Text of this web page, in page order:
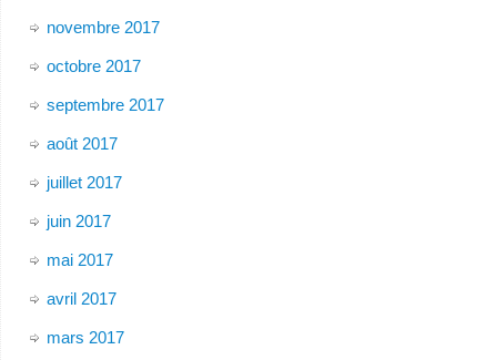
novembre 2017
octobre 2017
septembre 2017
août 2017
juillet 2017
juin 2017
mai 2017
avril 2017
mars 2017